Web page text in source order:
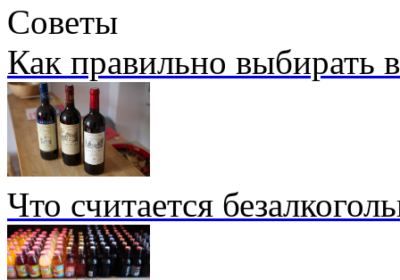
Советы
Как правильно выбирать
Что считается